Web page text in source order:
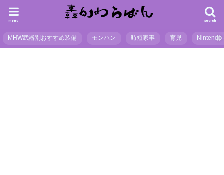
search
menu
MHW武器別おすすめ装備 モンハン 時短家事 育児 Nintendo